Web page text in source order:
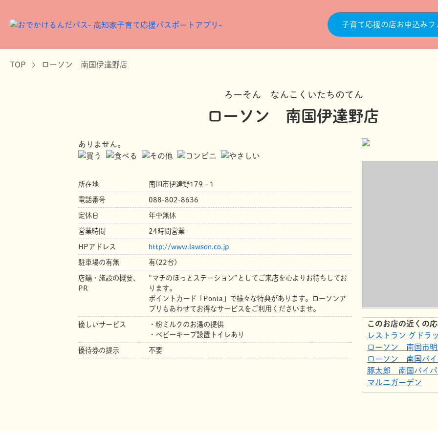
子育て応援の店お申込みフ
TOP ローソン 南国伊達野店
ろーそん なんこくいたちのてん
ローソン 南国伊達野店
ありません。
所在地 南国市伊達野179－1
電話番号 088-802-8636
定休日 年中無休
営業時間 24時間営業
HPアドレス http://www.lawson.co.jp
駐車場の有無 有(22台)
店舗・施設の概要、
PR
“マチのほっとステーション”としてご来店を心よりお待ちしてお
ります。
ポイントカード「Ponta」で様々な特典があります。ローソンア
プリもあわせてお得なサービスをご利用くださいませ。
優しいサービス
・粉ミルクのお湯の提供
・ベビーキープ設置トイレあり
優待券の提示 不要
このお店の近くの
レストラン グドラ
ローソン 南国市
ローソン 南国バイ
豚太郎 南国バイパ
マルニガーデン
one's tapo.factory